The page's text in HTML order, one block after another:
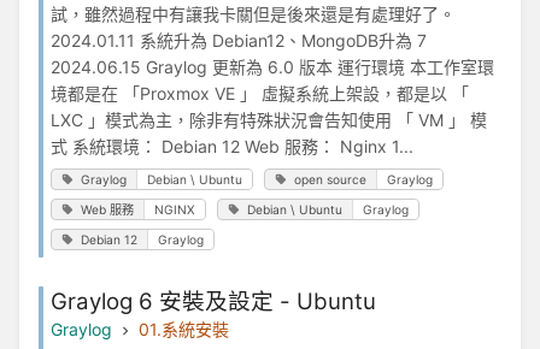
試，雖然過程中有讓我卡關但是後來還是有處理好了。
2024.01.11 系統升為 Debian12、MongoDB升為 7
2024.06.15 Graylog 更新為 6.0 版本 運行環境 本工作室環
境都是在 「Proxmox VE 」 虛擬系統上架設，都是以 「
LXC 」模式為主，除非有特殊狀況會告知使用 「 VM 」 模
式 系統環境： Debian 12 Web 服務： Nginx 1...
Graylog Debian \ Ubuntu open source Graylog
Web 服務 NGINX Debian \ Ubuntu Graylog
Debian 12 Graylog
Graylog 6 安裝及設定 - Ubuntu
Graylog
01.系統安裝